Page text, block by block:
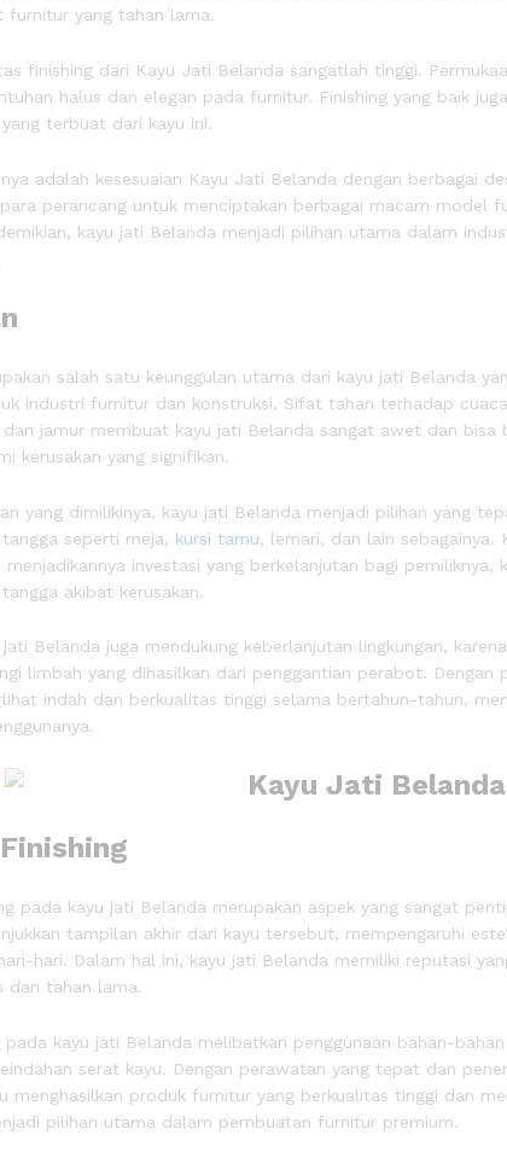
furnitur yang tahan lama.
finishing dari Kayu Jati Belanda sangatlah tinggi.
halus dan elegan pada furnitur. Finishing yang baik
terbuat dari kayu ini.
adalah kesesuaian Kayu Jati Belanda dengan berbagai
perancang untuk menciptakan berbagai macam model
kayu jati Belanda menjadi pilihan utama dalam
salah satu keunggulan utama dari kayu jati Belanda
industri furnitur dan konstruksi. Sifat tahan terhadap
dan jamur membuat kayu jati Belanda sangat awet dan
kerusakan yang signifikan.
yang dimilikinya, kayu jati Belanda menjadi pilihan yang
seperti meja, kursi tamu, lemari, dan lain sebagainya.
investasi yang berkelanjutan bagi pemiliknya,
akibat kerusakan.
Belanda juga mendukung keberlanjutan lingkungan,
limbah yang dihasilkan dari penggantian perabot.
indah dan berkualitas tinggi selama bertahun-tahun,
pada kayu jati Belanda merupakan aspek yang sangat
tampilan akhir dari kayu tersebut, mempengaruhi
hari. Dalam hal ini, kayu jati Belanda memiliki reputasi
dan tahan lama.
pada kayu jati Belanda melibatkan penggunaan bahan-
serat kayu. Dengan perawatan yang tepat dan
menghasilkan produk furnitur yang berkualitas tinggi dan
pilihan utama dalam pembuatan furnitur premium.